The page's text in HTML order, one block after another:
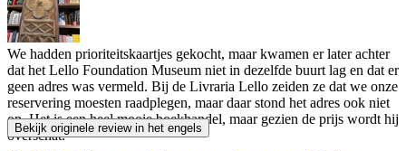
We hadden prioriteitskaartjes gekocht, maar kwamen er later achter
dat het Lello Foundation Museum niet in dezelfde buurt lag en dat er
geen adres was vermeld. Bij de Livraria Lello zeiden ze dat we onze
reservering moesten raadplegen, maar daar stond het adres ook niet
op. Het is een heel mooie boekhandel, maar gezien de prijs wordt hij
overschat.
Bekijk originele review in het engels